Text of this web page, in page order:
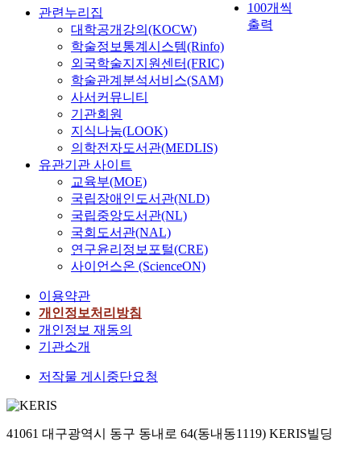
100개씩
출력
관련누리집
대학공개강의(KOCW)
학술정보통계시스템(Rinfo)
외국학술지지원센터(FRIC)
학술관계분석서비스(SAM)
사서커뮤니티
기관회원
지식나눔(LOOK)
의학전자도서관(MEDLIS)
유관기관 사이트
교육부(MOE)
국립장애인도서관(NLD)
국립중앙도서관(NL)
국회도서관(NAL)
연구윤리정보포털(CRE)
사이언스온 (ScienceON)
이용약관
개인정보처리방침
개인정보 재동의
기관소개
저작물 게시중단요청
41061 대구광역시 동구 동내로 64(동내동1119) KERIS빌딩